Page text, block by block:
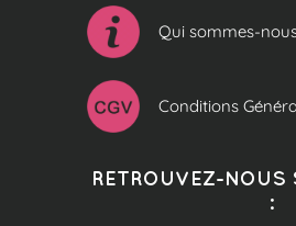
Qui sommes-
Conditions
RETROUVEZ-NOUS
: